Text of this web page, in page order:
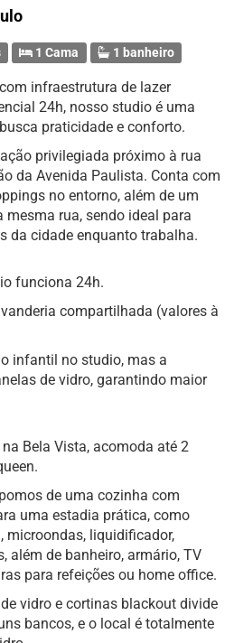
1 Cama 1 banheiro
infraestrutura de lazer
24h, nosso studio é uma
praticidade e conforto.
privilegiada próximo à rua
da Avenida Paulista. Conta com
no entorno, além de um
mesma rua, sendo ideal para
da cidade enquanto trabalha.
funciona 24h.
compartilhada (valores à
infantil no studio, mas a
de vidro, garantindo maior
Bela Vista, acomoda até 2
de uma cozinha com
uma estadia prática, como
microondas, liquidificador,
além de banheiro, armário, TV
para refeições ou home office.
vidro e cortinas blackout divide
bancos, e o local é totalmente